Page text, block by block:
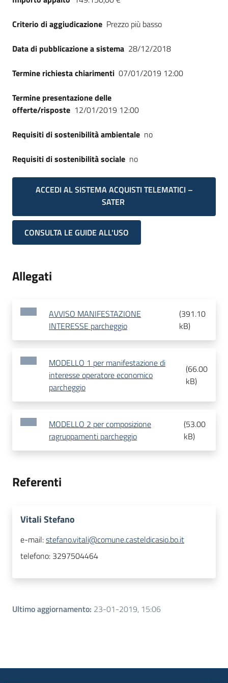
Criterio di aggiudicazione Prezzo più basso
Data di pubblicazione a sistema 28/12/2018
Termine richiesta chiarimenti 07/01/2019 12:00
Termine presentazione delle
offerte/risposte 12/01/2019 12:00
Requisiti di sostenibilità ambientale no
Requisiti di sostenibilità sociale no
ACCEDI AL SISTEMA ACQUISTI TELEMATICI –
SATER
CONSULTA LE GUIDE ALL'USO
Allegati
AVVISO MANIFESTAZIONE
INTERESSE parcheggio
(391.10
kB)
MODELLO 1 per manifestazione di
interesse operatore economico
parcheggio
(66.00
kB)
MODELLO 2 per composizione
ragruppamenti parcheggio
(53.00
kB)
Referenti
Vitali Stefano
e-mail:stefano.vitali@comune.casteldicasio.bo.it
telefono: 3297504464
Ultimo aggiornamento: 23-01-2019, 15:06